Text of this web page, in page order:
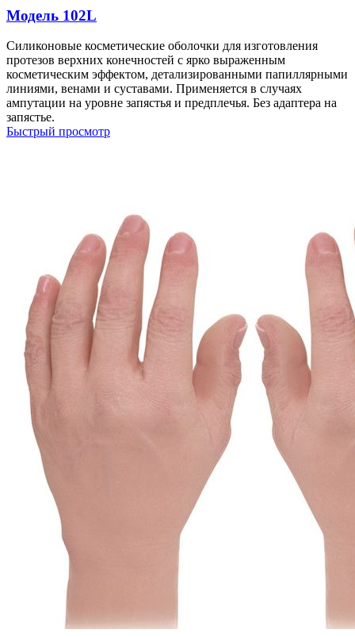
Модель 102L
Силиконовые косметические оболочки для изготовления
протезов верхних конечностей с ярко выраженным
косметическим эффектом, детализированными папиллярными
линиями, венами и суставами. Применяется в случаях
ампутации на уровне запястья и предплечья. Без адаптера на
запястье.
Быстрый просмотр